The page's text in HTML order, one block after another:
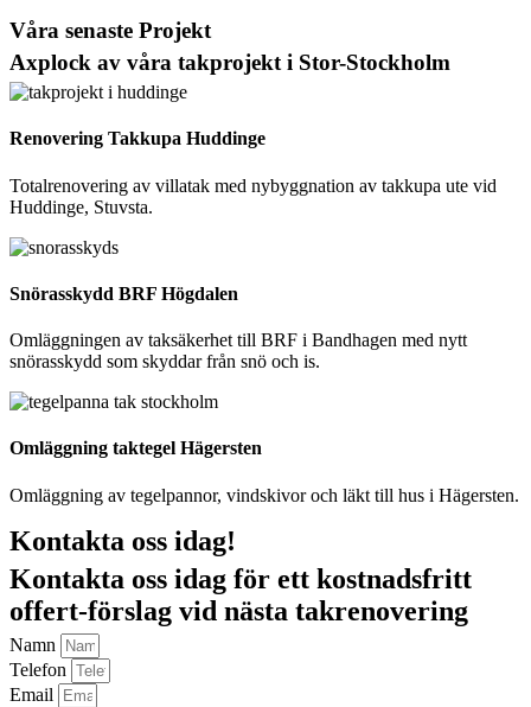
Våra senaste Projekt
Axplock av våra takprojekt i Stor-Stockholm
Renovering Takkupa Huddinge
Totalrenovering av villatak med nybyggnation av takkupa ute vid
Huddinge, Stuvsta.
Snörasskydd BRF Högdalen
Omläggningen av taksäkerhet till BRF i Bandhagen med nytt
snörasskydd som skyddar från snö och is.
Omläggning taktegel Hägersten
Omläggning av tegelpannor, vindskivor och läkt till hus i Hägersten.
Kontakta oss idag!
Kontakta oss idag för ett kostnadsfritt
offert-förslag vid nästa takrenovering
Namn
Telefon
Email